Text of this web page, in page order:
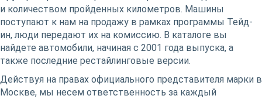
и количеством пройденных километров. Машины
поступают к нам на продажу в рамках программы Тейд-
ин, люди передают их на комиссию. В каталоге вы
найдете автомобили, начиная с 2001 года выпуска, а
также последние рестайлинговые версии.
Действуя на правах официального представителя марки в
Москве, мы несем ответственность за каждый